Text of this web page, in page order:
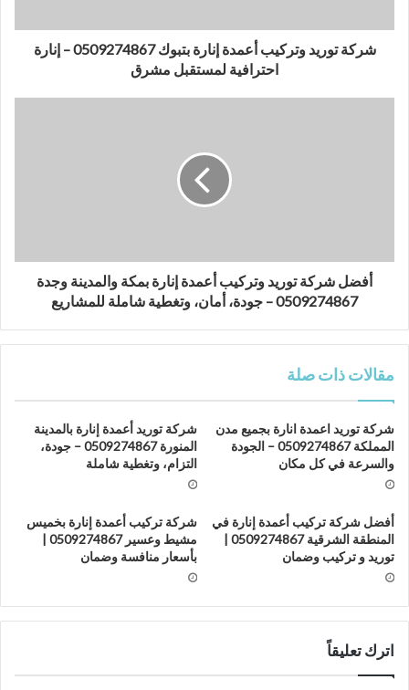
شركة توريد وتركيب أعمدة إنارة بتبوك 0509274867 – إنارة
احترافية لمستقبل مشرق
أفضل شركة توريد وتركيب أعمدة إنارة بمكة والمدينة وجدة
0509274867 – جودة، أمان، وتغطية شاملة للمشاريع
مقالات ذات صلة
شركة توريد اعمدة انارة بجميع مدن
المملكة 0509274867 – الجودة
والسرعة في كل مكان
شركة توريد أعمدة إنارة بالمدينة
المنورة 0509274867 – جودة،
التزام، وتغطية شاملة
أفضل شركة تركيب أعمدة إنارة في
المنطقة الشرقية 0509274867 |
توريد و تركيب وضمان
شركة تركيب أعمدة إنارة بخميس
مشيط وعسير 0509274867 |
بأسعار منافسة وضمان
اترك تعليقاً